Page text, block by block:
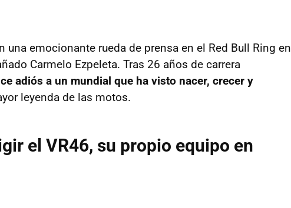
una emocionante rueda de prensa en el Red Bull Ring en
Carmelo Ezpeleta. Tras 26 años de carrera
adiós a un mundial que ha visto nacer, crecer y
leyenda de las motos.
el VR46, su propio equipo en